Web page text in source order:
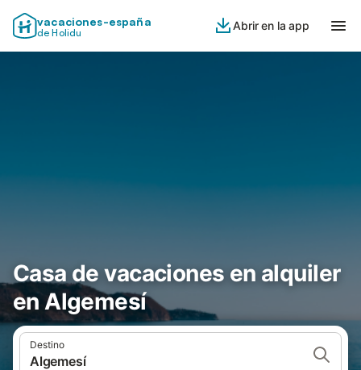
vacaciones-españa
de Holidu
Abrir en la app
Casa de vacaciones en alquiler
en Algemesí
Destino
Algemesí